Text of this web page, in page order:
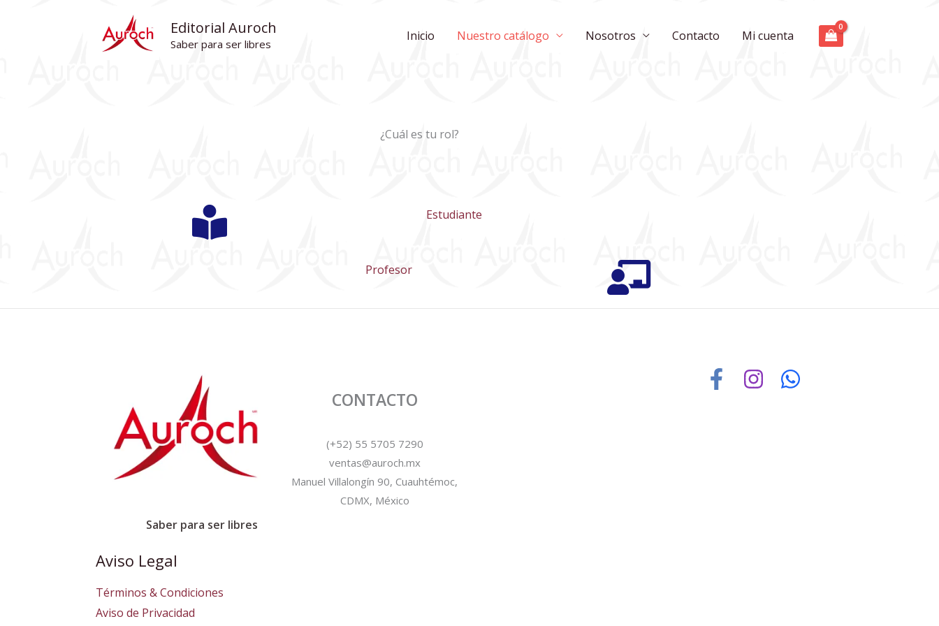
Editorial Auroch
Saber para ser libres
Inicio Nuestro catálogo Nosotros Contacto Mi cuenta
¿Cuál es tu rol?
Estudiante
Profesor
Saber para ser libres
Aviso Legal
Términos & Condiciones
Aviso de Privacidad
CONTACTO
(+52) 55 5705 7290
ventas@auroch.mx
Manuel Villalongín 90, Cuauhtémoc,
CDMX, México